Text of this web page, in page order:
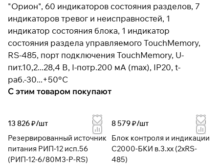
"Орион", 60 индикаторов состояния разделов, 7
индикаторов тревог и неисправностей, 1
индикатор состояния блока, 1 индикатор
состояния раздела управляемого TouchMemory,
RS-485, порт подключения TouchMemory, U-
пит.10,2...28,4 В, I-потр.200 мА (max), IP20, t-
раб.-30...+50°С
С этим товаром покупают
13 826 ₽/шт
Резервированный источник
питания РИП-12 исп.56
(РИП-12-6/80М3-Р-RS)
8 579 ₽/шт
Блок контроля и индикации
С2000-БКИ в.3.хх (2xRS-
485)